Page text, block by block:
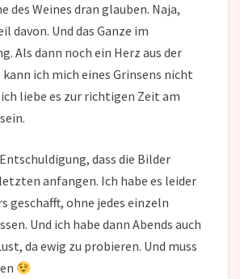
des Weines dran glauben. Naja,
davon. Und das Ganze im
Als dann noch ein Herz aus der
ich mich eines Grinsens nicht
liebe es zur richtigen Zeit am
dass die Bilder
anfangen. Ich habe es leider
geschafft, ohne jedes einzeln
Und ich habe dann Abends auch
da ewig zu probieren. Und muss